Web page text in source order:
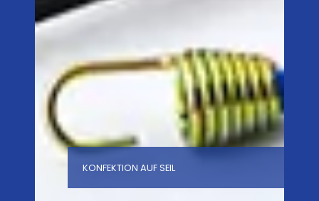
KONFEKTION AUF SEIL